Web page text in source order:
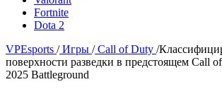
Fortnite
Dota 2
VPEsports / Игры / Call of Duty /
поверхности разведки в предстоящем Call
2025 Battleground